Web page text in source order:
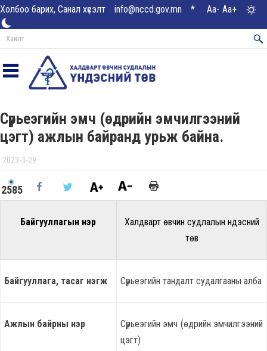
Холбоо барих, Санал хүсэлт info@nccd.gov.mn * Aa- Aa+
Сүрьеэгийн эмч (өдрийн эмчилгээний
цэгт) ажлын байранд урьж байна.
2023-3-29
2585
Байгууллагын нэр
Халдварт өвчин судлалын үндэсний
төв
Байгууллага, тасаг нэгж Сүрьеэгийн тандалт судалгааны алба
Ажлын байрны нэр
Сүрьеэгийн эмч (өдрийн эмчилгээний
цэгт)